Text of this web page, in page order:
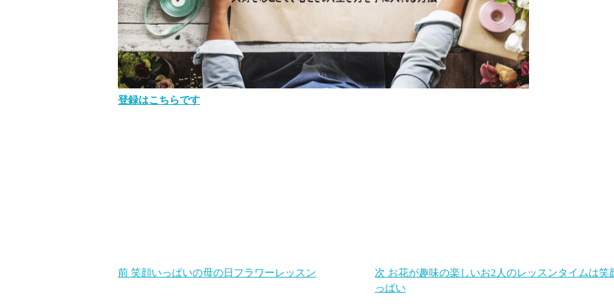
登録はこちらです
前 笑顔いっぱいの母の日フラワーレッスン 次 お花が趣味の楽しいお2人のレッスンタイムは笑
っぱい